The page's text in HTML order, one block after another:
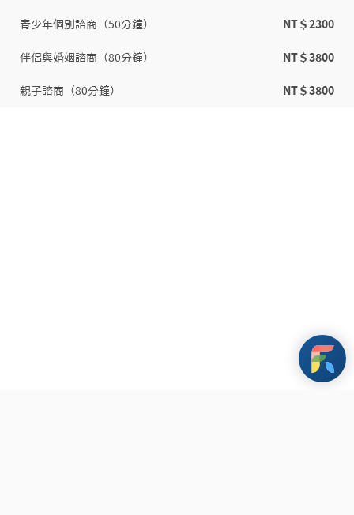
青少年個別諮商（50分鐘） NT＄2300
伴侶與婚姻諮商（80分鐘） NT＄3800
親子諮商（80分鐘） NT＄3800